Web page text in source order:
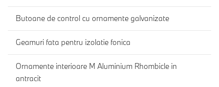
Butoane de control cu ornamente galvanizate
Geamuri fata pentru izolatie fonica
Ornamente interioare M Aluminium Rhombicle in
antracit